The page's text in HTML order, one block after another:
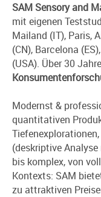
SAM Sensory and
mit eigenen
Mailand (IT), Paris,
(CN), Barcelona
(USA). Über 30
Modernst &
quantitativen
(deskriptive
bis komplex, von
Kontexts: SAM
zu attraktiven